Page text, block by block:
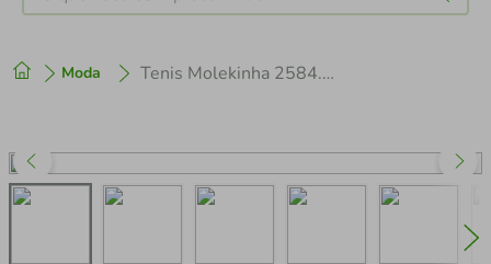
Moda Tenis Molekinha 2584.105.99202
2º cafeteira